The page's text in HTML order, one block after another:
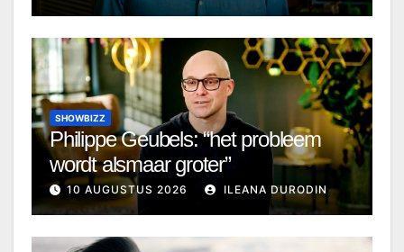
SHOWBIZZ
Philippe Geubels: “het probleem
wordt alsmaar groter”
10 AUGUSTUS 2026 ILEANA DURODIN